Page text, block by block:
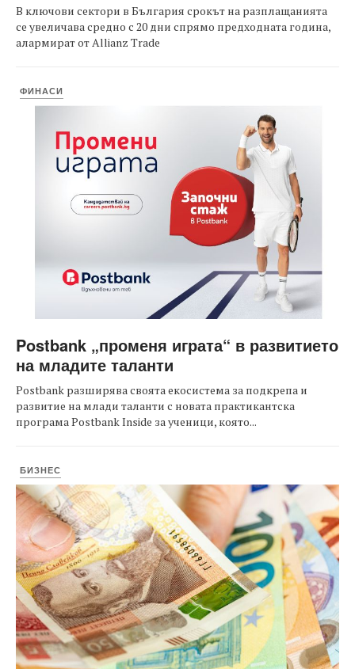
В ключови сектори в България срокът на разплащанията
се увеличава средно с 20 дни спрямо предходната година,
алармират от Allianz Trade
ФИНАСИ
Postbank „променя играта“ в развитието
на младите таланти
Postbank разширява своята екосистема за подкрепа и
развитие на млади таланти с новата практикантска
програма Postbank Inside за ученици, която...
БИЗНЕС